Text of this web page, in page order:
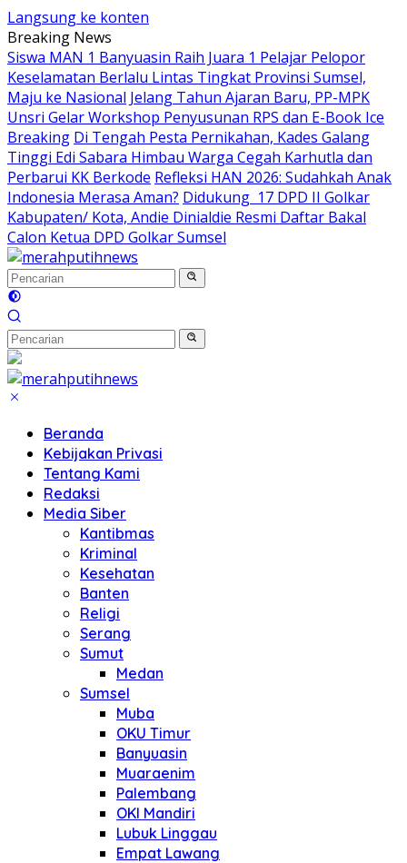
Langsung ke konten
Breaking News
Siswa MAN 1 Banyuasin Raih Juara 1 Pelajar Pelopor
Keselamatan Berlalu Lintas Tingkat Provinsi Sumsel,
Maju ke Nasional Jelang Tahun Ajaran Baru, PP-MPK
Unsri Gelar Workshop Penyusunan RPS dan E-Book Ice
Breaking Di Tengah Pesta Pernikahan, Kades Galang
Tinggi Edi Sabara Himbau Warga Cegah Karhutla dan
Perbarui KK Berkode Refleksi HAN 2026: Sudahkah Anak
Indonesia Merasa Aman? Didukung 17 DPD II Golkar
Kabupaten/ Kota, Andie Dinialdie Resmi Daftar Bakal
Calon Ketua DPD Golkar Sumsel
Beranda
Kebijakan Privasi
Tentang Kami
Redaksi
Media Siber
Kantibmas
Kriminal
Kesehatan
Banten
Religi
Serang
Sumut
Medan
Sumsel
Muba
OKU Timur
Banyuasin
Muaraenim
Palembang
OKI Mandiri
Lubuk Linggau
Empat Lawang